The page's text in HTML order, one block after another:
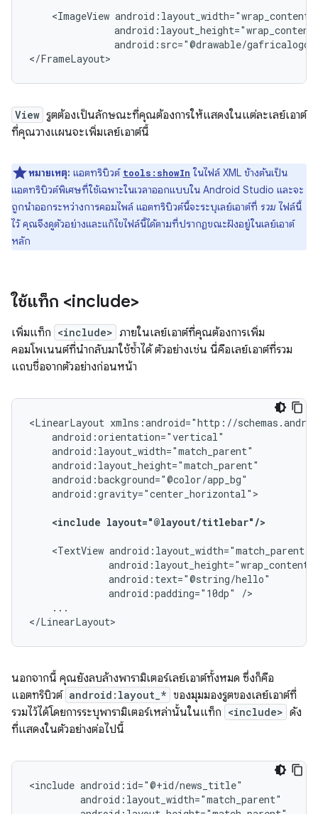
<ImageView
android:src="@drawable/gafricalogo"
</FrameLayout>
View รูตต้องเป็นลักษณะที่คุณต้องการให้แสดงในแต่ละเลย์เอาต์
ที่คุณวางแผนจะเพิ่มเลย์เอาต์นี้
หมายเหตุ: แอตทริบิวต์ tools:showIn ในไฟล์ XML ข้างต้นเป็น
แอตทริบิวต์พิเศษที่ใช้เฉพาะในเวลาออกแบบใน Android Studio และจะ
ถูกนำออกระหว่างการคอมไพล์ แอตทริบิวต์นี้จะระบุเลย์เอาต์ที่ รวม ไฟล์นี้
ไว้ คุณจึงดูตัวอย่างและแก้ไขไฟล์นี้ได้ตามที่ปรากฏขณะฝังอยู่ในเลย์เอาต์
หลัก
ใช้แท็ก <include>
เพิ่มแท็ก <include> ภายในเลย์เอาต์ที่คุณต้องการเพิ่ม
คอมโพเนนต์ที่นำกลับมาใช้ซ้ำได้ ตัวอย่างเช่น นี่คือเลย์เอาต์ที่รวม
แถบชื่อจากตัวอย่างก่อนหน้า
<LinearLayout
android:gravity="center_horizontal">
<include layout="@layout/titlebar"/>
<TextView
android:padding="10dp"
...
</LinearLayout>
นอกจากนี้ คุณยังลบล้างพารามิเตอร์เลย์เอาต์ทั้งหมด ซึ่งก็คือ
แอตทริบิวต์ android:layout_* ของมุมมองรูตของเลย์เอาต์ที่
รวมไว้ได้โดยการระบุพารามิเตอร์เหล่านั้นในแท็ก <include> ดัง
ที่แสดงในตัวอย่างต่อไปนี้
<include